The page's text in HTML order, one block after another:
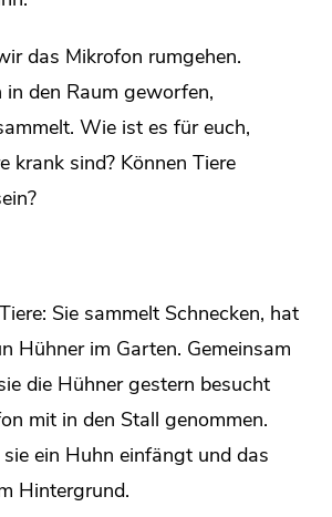
das Mikrofon rumgehen.
in den Raum geworfen,
Wie ist es für euch,
krank sind? Können Tiere
Sie sammelt Schnecken, hat
Hühner im Garten. Gemeinsam
die Hühner gestern besucht
mit in den Stall genommen.
ein Huhn einfängt und das
Hintergrund.